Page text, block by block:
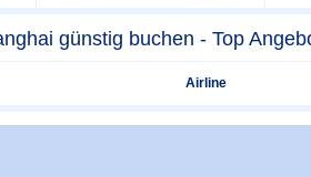
günstig buchen - Top
Airline